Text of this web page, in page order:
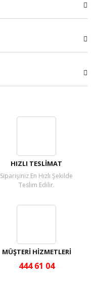
HIZLI TESLİMAT
Siparişiniz En Hızlı Şekilde
Teslim Edilir.
MÜŞTERİ HİZMETLERİ
444 61 04